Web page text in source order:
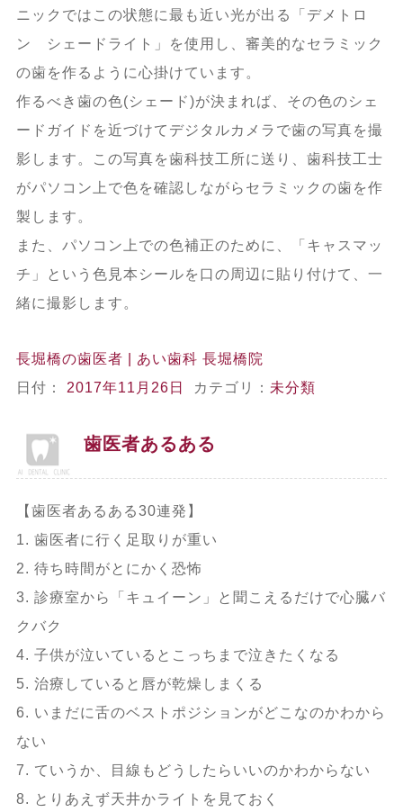
ニックではこの状態に最も近い光が出る「デメトロ
ン シェードライト」を使用し、審美的なセラミック
の歯を作るように心掛けています。
作るべき歯の色(シェード)が決まれば、その色のシェ
ードガイドを近づけてデジタルカメラで歯の写真を撮
影します。この写真を歯科技工所に送り、歯科技工士
がパソコン上で色を確認しながらセラミックの歯を作
製します。
また、パソコン上での色補正のために、「キャスマッ
チ」という色見本シールを口の周辺に貼り付けて、一
緒に撮影します。
長堀橋の歯医者 | あい歯科 長堀橋院
日付： 2017年11月26日 カテゴリ： 未分類
歯医者あるある
【歯医者あるある30連発】
1. 歯医者に行く足取りが重い
2. 待ち時間がとにかく恐怖
3. 診療室から「キュイーン」と聞こえるだけで心臓バ
クバク
4. 子供が泣いているとこっちまで泣きたくなる
5. 治療していると唇が乾燥しまくる
6. いまだに舌のベストポジションがどこなのかわから
ない
7. ていうか、目線もどうしたらいいのかわからない
8. とりあえず天井かライトを見ておく